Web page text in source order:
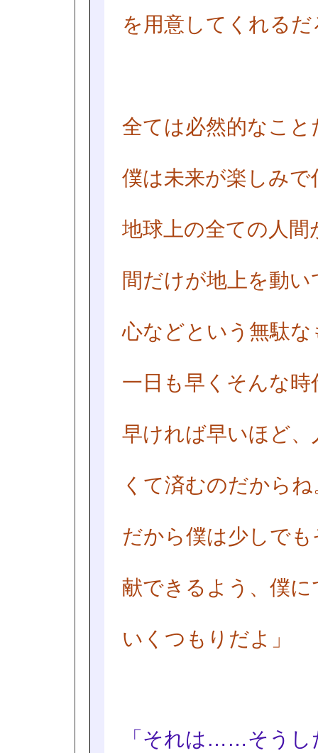
を用意してくれるだ
全ては必然的なこと
僕は未来が楽しみ
地球上の全ての人
間だけが地上を動
心などという無駄
一日も早くそんな
早ければ早いほど
くて済むのだからね
だから僕は少しで
献できるよう、僕
いくつもりだよ」
「それは……そうし